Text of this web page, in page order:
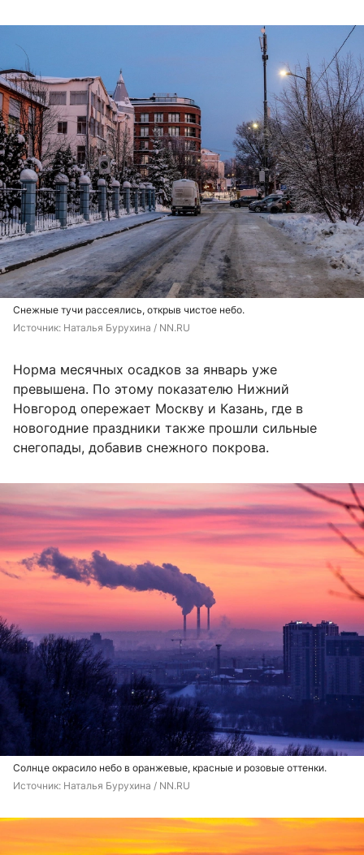
Снежные тучи рассеялись, открыв чистое небо.
Источник: Наталья Бурухина / NN.RU
Норма месячных осадков за январь уже
превышена. По этому показателю Нижний
Новгород опережает Москву и Казань, где в
новогодние праздники также прошли сильные
снегопады, добавив снежного покрова.
Солнце окрасило небо в оранжевые, красные и розовые оттенки.
Источник: Наталья Бурухина / NN.RU